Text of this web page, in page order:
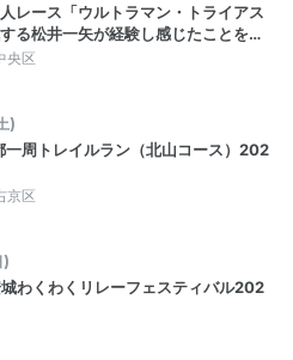
人レース「ウルトラマン・トライアス
る松井一矢が経験し感じたことを…
央区
)
周トレイルラン（北山コース）202
京区
)
わくわくリレーフェスティバル202